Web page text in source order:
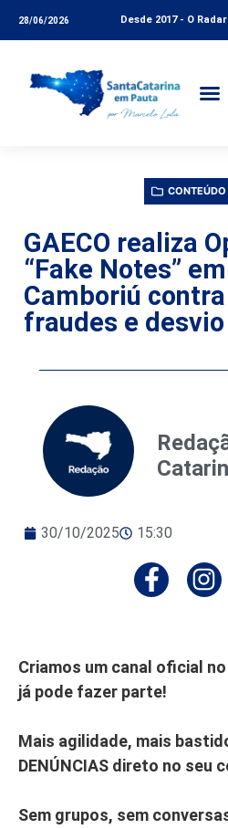
28/06/2026 Desde 2017 - O
CONTEÚDO
GAECO realiza
“Fake Notes”
Camboriú
fraudes e
30/10/2025 15:30
Criamos um canal oficial
já pode fazer parte!
Mais agilidade, mais
DENÚNCIAS direto no seu
Sem grupos, sem